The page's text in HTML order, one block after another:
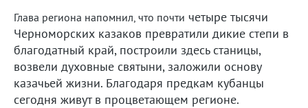
Глава региона напомнил, что почти четыре тысячи
Черноморских казаков превратили дикие степи в
благодатный край, построили здесь станицы,
возвели духовные святыни, заложили основу
казачьей жизни. Благодаря предкам кубанцы
сегодня живут в процветающем регионе.